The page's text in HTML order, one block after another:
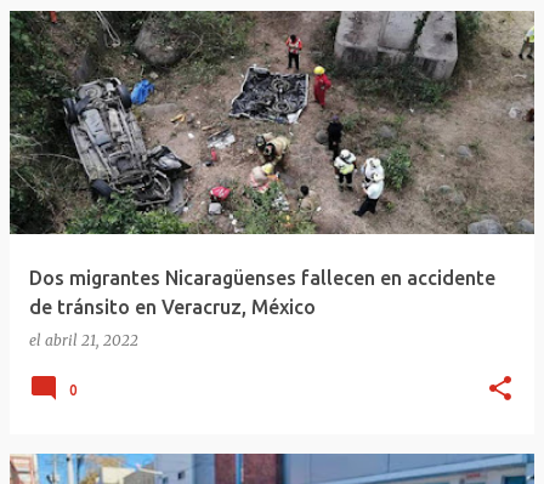
Dos migrantes Nicaragüenses fallecen en accidente
de tránsito en Veracruz, México
el abril 21, 2022
0